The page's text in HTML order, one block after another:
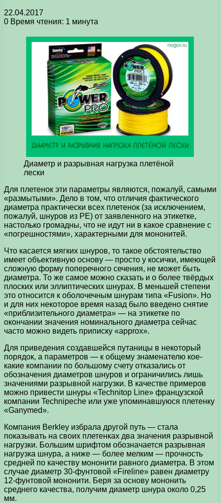
22.04.2017
0 Время чтения: 1 минута
Диаметр и разрывная нагрузка плетёной
лески
Для плетенок эти параметры являются, пожалуй, самыми
«размытыми». Дело в том, что отличия фактического
диаметра практически всех плетенок (за исключением,
пожалуй, шнуров из PE) от заявленного на этикетке,
настолько громадны, что не идут ни в какое сравнение с
«погрешностями», характерными для мононитей.
Что касается мягких шнуров, то такое обстоятельство
имеет объективную основу — просто у косички, имеющей
сложную форму поперечного сечения, не может быть
диаметра. То же самое можно сказать и о более твёрдых
плоских или эллиптических шнурах. В меньшей степени
это относится к оболочечным шнурам типа «Fusion». Но
и для них некоторое время назад было введено снятие
«приблизительного диаметра» — на этикетке по
окончании значения номинального диаметра сейчас
часто можно видеть приписку «approx».
Для приведения создавшейся путаницы в некоторый
порядок, а параметров — к общему знаменателю кое-
какие компании по большому счету отказались от
обозначения диаметров шнуров и ограничились лишь
значениями разрывной нагрузки. В качестве примеров
можно привести шнуры «Technitop Line» французской
компании Technipeche или уже упоминавшуюся плетенку
«Ganymed».
Компания Berkley избрала другой путь — стала
показывать на своих плетенках два значения разрывной
нагрузки. Большим шрифтом обозначается разрывная
нагрузка шнура, а ниже — более мелким — прочность
средней по качеству мононити равного диаметра. В этом
случае диаметр 30-фунтовой «Fireline» равен диаметру
12-фунтовой мононити. Беря за основу мононить
среднего качества, получим диаметр шнура около 0,25
мм.